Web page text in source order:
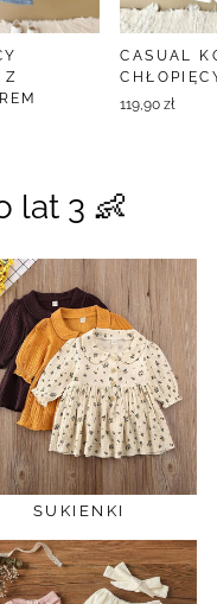
Z
CASUAL
119,90 zł
lat 3 👶
SUKIENKI